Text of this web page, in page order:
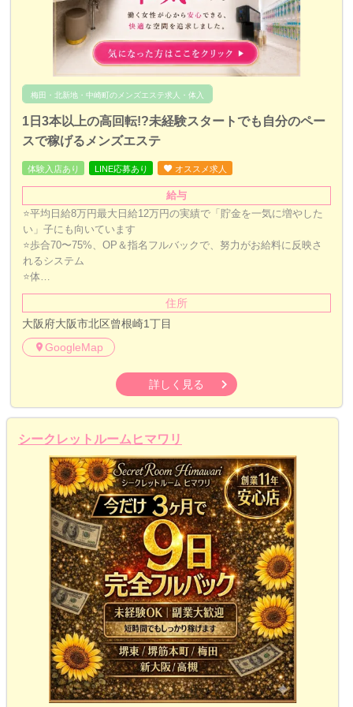
梅田・北新地・中崎町のメンズエステ求人・体入
1日3本以上の高回転!?未経験スタートでも自分のペー
スで稼げるメンズエステ
体験入店あり LINE応募あり オススメ求人
給与
⭐️平均日給8万円最大日給12万円の実績で「貯金を一気に増やした
い」子にも向いています
⭐️歩合70〜75%、OP＆指名フルバックで、努力がお給料に反映さ
れるシステム
⭐️体…
住所
大阪府大阪市北区曾根崎1丁目
GoogleMap
詳しく見る
シークレットルームヒマワリ